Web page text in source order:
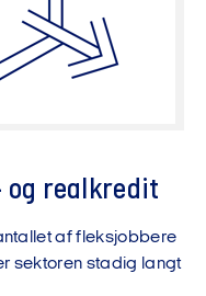
og realkredit
af fleksjobbere
sektoren stadig langt